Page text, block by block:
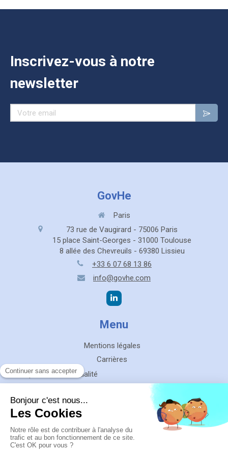
Inscrivez-vous à notre
newsletter
Votre email
GovHe
Paris
73 rue de Vaugirard - 75006 Paris
15 place Saint-Georges - 31000 Toulouse
8 allée des Chevreuils - 69380 Lissieu
+33 6 07 68 13 86
info@govhe.com
Menu
Mentions légales
Carrières
Politique de confidentialité
Charte RSE